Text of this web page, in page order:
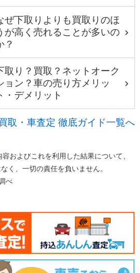
ぜ下取りよりも買取りのほ
が高く売れることが多いの
？
取り？買取？ネットオーク
ョン？車の売り方メリッ
・デメリット
取・車査定 徹底ガイド一覧へ
およびこれを利用した結果について、
く、一切の責任を負いません。
べ